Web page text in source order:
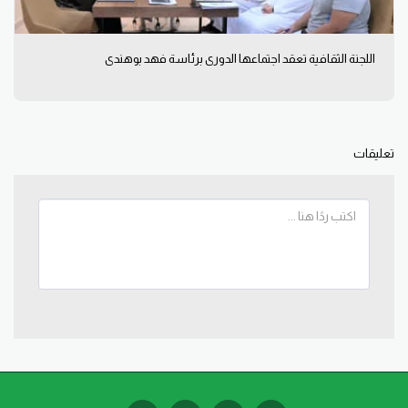
اللجنة الثقافية تعقد اجتماعها الدوري برئاسة فهد بوهندي
تعليقات